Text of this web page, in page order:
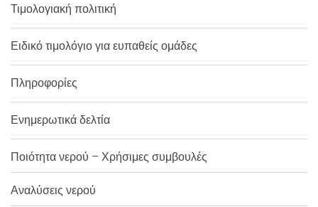
Τιμολογιακή πολιτική
Ειδικό τιμολόγιο για ευπαθείς ομάδες
Πληροφορίες
Ενημερωτικά δελτία
Ποιότητα νερού – Χρήσιμες συμβουλές
Αναλύσεις νερού